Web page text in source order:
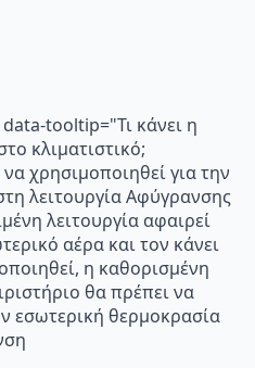
tooltip="Τι κάνει η
κλιματιστικό;
χρησιμοποιηθεί για την
λειτουργία Αφύγρανσης
λειτουργία αφαιρεί
αέρα και τον κάνει
η καθορισμένη
θα πρέπει να
εσωτερική θερμοκρασία